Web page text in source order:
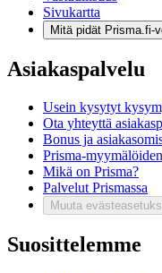
Sivukartta
Mitä pidät Prisma.fi-
Asiakaspalvelu
Usein kysytyt
Ota yhteyttä
Bonus ja
Prisma-
Mikä on Prisma?
Palvelut Prismassa
Muuta
Suosittelemme